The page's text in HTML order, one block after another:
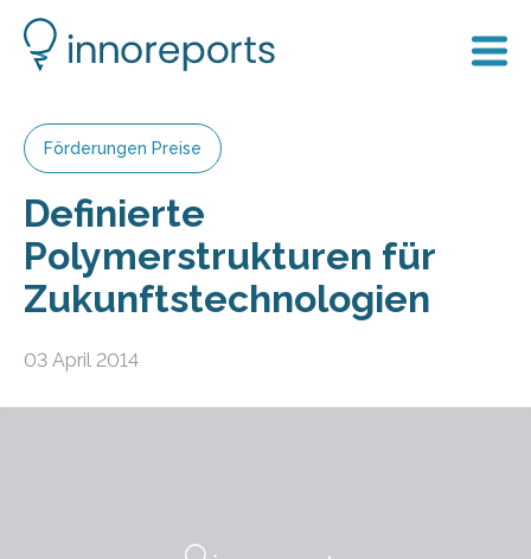
Förderungen Preise
Definierte
Polymerstrukturen für
Zukunftstechnologien
03 April 2014